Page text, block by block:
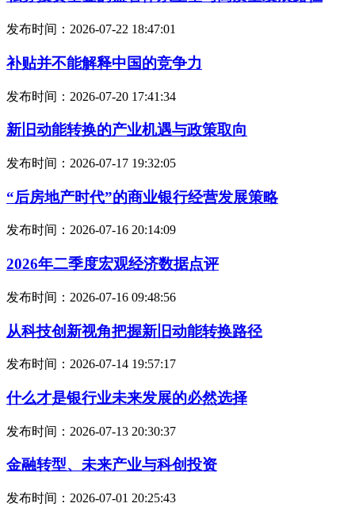
发布时间：2026-07-22 18:47:01
补贴并不能解释中国的竞争力
发布时间：2026-07-20 17:41:34
新旧动能转换的产业机遇与政策取向
发布时间：2026-07-17 19:32:05
“后房地产时代”的商业银行经营发展策略
发布时间：2026-07-16 20:14:09
2026年二季度宏观经济数据点评
发布时间：2026-07-16 09:48:56
从科技创新视角把握新旧动能转换路径
发布时间：2026-07-14 19:57:17
什么才是银行业未来发展的必然选择
发布时间：2026-07-13 20:30:37
金融转型、未来产业与科创投资
发布时间：2026-07-01 20:25:43